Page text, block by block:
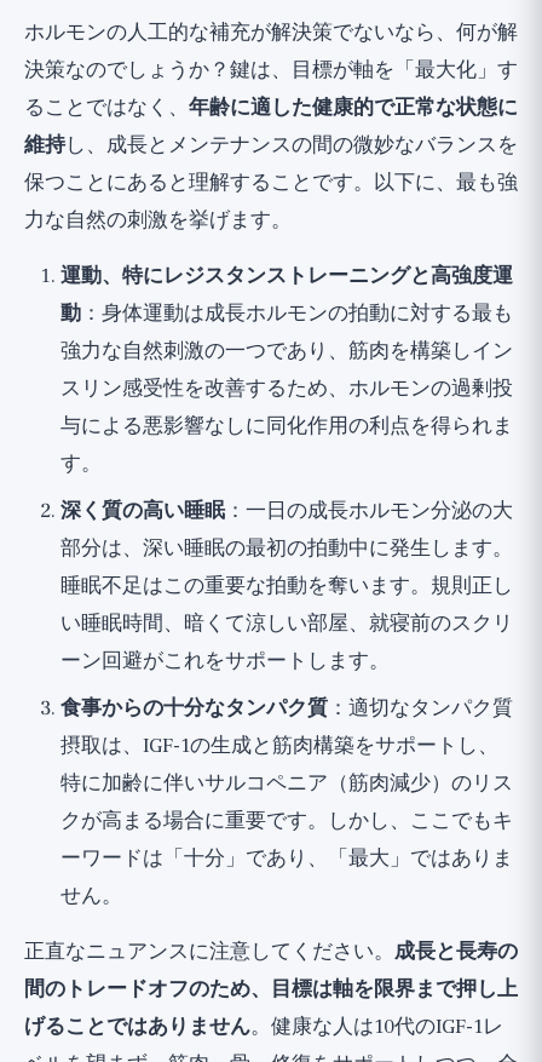
ホルモンの人工的な補充が解決策でないなら、何が解
決策なのでしょうか？鍵は、目標が軸を「最大化」す
ることではなく、 年齢に適した健康的で正常な状態に
維持し、成長とメンテナンスの間の微妙なバランスを
保つことにあると理解することです。以下に、最も強
力な自然の刺激を挙げます。
運動、特にレジスタンストレーニングと高強度運
動 ：身体運動は成長ホルモンの拍動に対する最も
強力な自然刺激の一つであり、筋肉を構築しイン
スリン感受性を改善するため、ホルモンの過剰投
与による悪影響なしに同化作用の利点を得られま
す。
深く質の高い睡眠：一日の成長ホルモン分泌の大
部分は、深い睡眠の最初の拍動中に発生します。
睡眠不足はこの重要な拍動を奪います。規則正し
い睡眠時間、暗くて涼しい部屋、就寝前のスクリ
ーン回避がこれをサポートします。
食事からの十分なタンパク質 ：適切なタンパク質
摂取は、IGF-1の生成と筋肉構築をサポートし、
特に加齢に伴いサルコペニア（筋肉減少）のリス
クが高まる場合に重要です。しかし、ここでもキ
ーワードは「十分」であり、「最大」ではありま
せん。
正直なニュアンスに注意してください。 成長と長寿の
間のトレードオフのため、目標は軸を限界まで押し上
げることではありません。健康な人は10代のIGF-1レ